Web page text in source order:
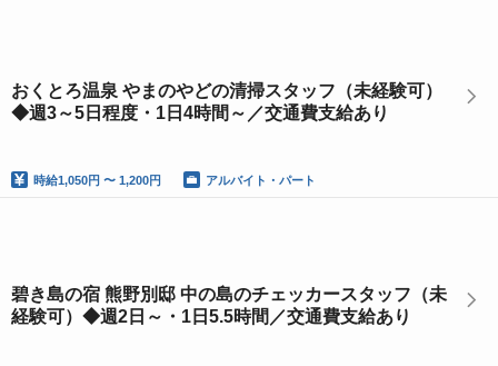
おくとろ温泉 やまのやどの清掃スタッフ（未経験可）
◆週3～5日程度・1日4時間～／交通費支給あり
時給1,050円 〜 1,200円 アルバイト・パート
碧き島の宿 熊野別邸 中の島のチェッカースタッフ（未
経験可）◆週2日～・1日5.5時間／交通費支給あり